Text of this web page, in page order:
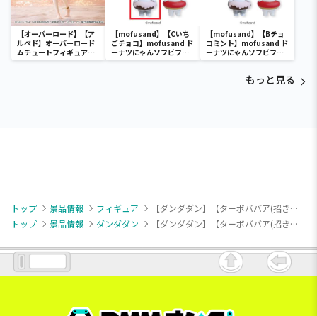
【オーバーロード】【ア
ルベド】オーバーロード
ムチュートフィギュアー
アルベド・aqua ver.ー
【mofusand】【Cいち
ごチョコ】mofusand ド
ーナツにゃんソフビフィ
ギュア
【mofusand】【Bチョ
コミント】mofusand ド
ーナツにゃんソフビフィ
ギュア
もっと見る
トップ 景品情報 フィギュア
【ダンダダン】【ターボババア(招き猫)】TVアニメ『ダンダダン』 ぬーどるストッパーフィギュアーターボババア(招き猫)ー
トップ
景品情報 ダンダダン 【ダンダダン】【ターボババア(招き猫)】TVアニメ『ダンダダン』 ぬーどるストッパーフィギュアーターボババア(招き猫)ー